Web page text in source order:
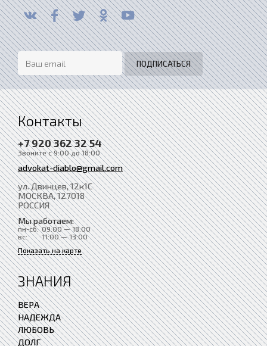
Контакты
+7 920 362 32 54
Звоните с 9:00 до 18:00
advokat-diablo@gmail.com
ул. Двинцев, 12к1С
МОСКВА, 127018
РОССИЯ
Мы работаем:
пн-сб: 09:00 — 18:00
вс:
11:00 — 13:00
Показать на карте
ЗНАНИЯ
ВЕРА
НАДЕЖДА
ЛЮБОВЬ
ДОЛГ